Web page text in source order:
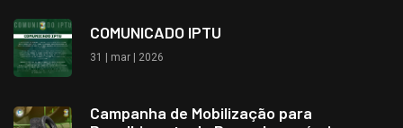
COMUNICADO IPTU
31 | mar | 2026
Campanha de Mobilização para